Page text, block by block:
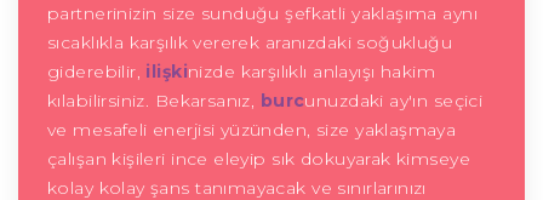
partnerinizin size sunduğu şefkatli yaklaşıma aynı
sıcaklıkla karşılık vererek aranızdaki soğukluğu
giderebilir, ilişkinizde karşılıklı anlayışı hakim
kılabilirsiniz. Bekarsanız, burcunuzdaki ay'ın seçici
ve mesafeli enerjisi yüzünden, size yaklaşmaya
çalışan kişileri ince eleyip sık dokuyarak kimseye
kolay kolay şans tanımayacak ve sınırlarınızı